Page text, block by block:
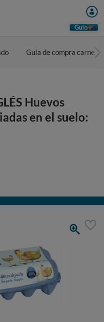
Guio
Guía de compra carne
Huevos
en el suelo: